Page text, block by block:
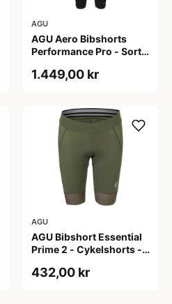
AGU
AGU Aero Bibshorts
Performance Pro - Sort -
1.449,00 kr
AGU
AGU Bibshort Essential
Prime 2 - Cykelshorts -
2XL
432,00 kr